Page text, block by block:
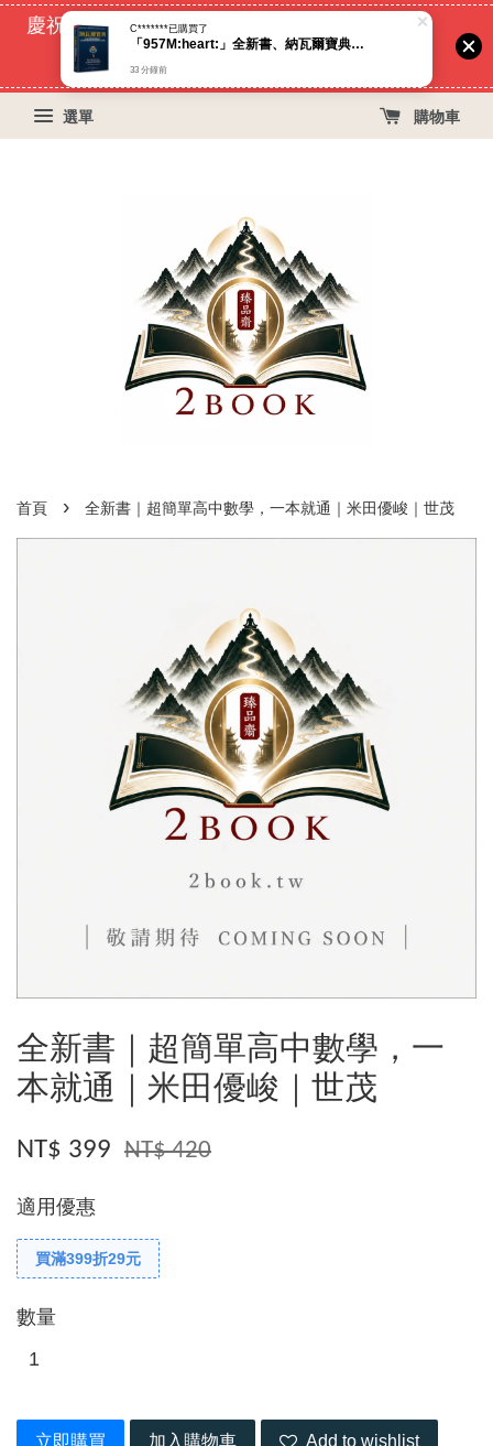
慶祝蝦皮好評過萬！買399免運費, 再立折29元
52天
選單 購物車
首頁 › 全新書｜超簡單高中數學，一本就通｜米田優峻｜世茂
全新書｜超簡單高中數學，一
本就通｜米田優峻｜世茂
NT$ 399 NT$ 420
適用優惠
買滿399折29元
數量
立即購買 加入購物車 Add to wishlist